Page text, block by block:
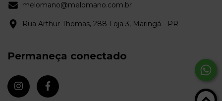
melomano@melomano.com.br
Rua Arthur Thomas, 288 Loja 3, Maringá - PR
Permaneça conectado